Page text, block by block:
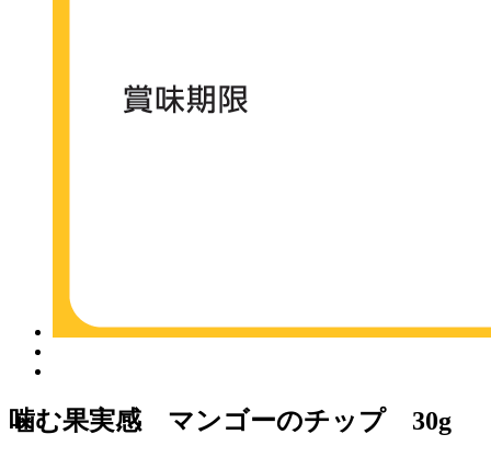
噛む果実感 マンゴーのチップ 30g